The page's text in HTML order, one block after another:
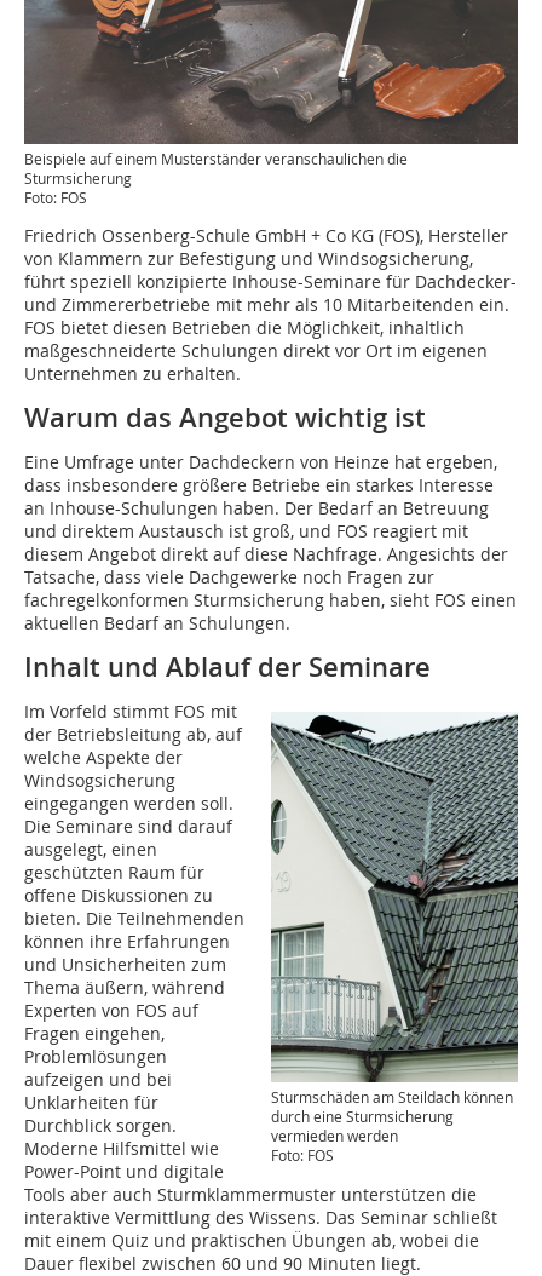
Beispiele auf einem Musterständer veranschaulichen die
Sturmsicherung
Foto: FOS
Friedrich Ossenberg-Schule GmbH + Co KG (FOS), Hersteller
von Klammern zur Befestigung und Windsogsicherung,
führt speziell konzipierte Inhouse-Seminare für Dachdecker-
und Zimmererbetriebe mit mehr als 10 Mitarbeitenden ein.
FOS bietet diesen Betrieben die Möglichkeit, inhaltlich
maßgeschneiderte Schulungen direkt vor Ort im eigenen
Unternehmen zu erhalten.
Warum das Angebot wichtig ist
Eine Umfrage unter Dachdeckern von Heinze hat ergeben,
dass insbesondere größere Betriebe ein starkes Interesse
an Inhouse-Schulungen haben. Der Bedarf an Betreuung
und direktem Austausch ist groß, und FOS reagiert mit
diesem Angebot direkt auf diese Nachfrage. Angesichts der
Tatsache, dass viele Dachgewerke noch Fragen zur
fachregelkonformen Sturmsicherung haben, sieht FOS einen
aktuellen Bedarf an Schulungen.
Inhalt und Ablauf der Seminare
Sturmschäden am Steildach können
durch eine Sturmsicherung
vermieden werden
Foto: FOS
Im Vorfeld stimmt FOS mit
der Betriebsleitung ab, auf
welche Aspekte der
Windsogsicherung
eingegangen werden soll.
Die Seminare sind darauf
ausgelegt, einen
geschützten Raum für
offene Diskussionen zu
bieten. Die Teilnehmenden
können ihre Erfahrungen
und Unsicherheiten zum
Thema äußern, während
Experten von FOS auf
Fragen eingehen,
Problemlösungen
aufzeigen und bei
Unklarheiten für
Durchblick sorgen.
Moderne Hilfsmittel wie
Power-Point und digitale
Tools aber auch Sturmklammermuster unterstützen die
interaktive Vermittlung des Wissens. Das Seminar schließt
mit einem Quiz und praktischen Übungen ab, wobei die
Dauer flexibel zwischen 60 und 90 Minuten liegt.